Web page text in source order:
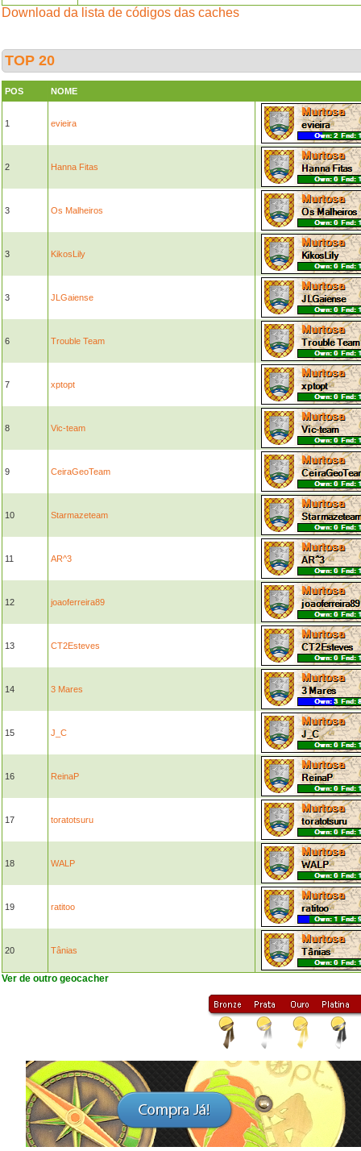
Download da lista de códigos das caches
TOP 20
POS NOME
1 evieira
2 Hanna Fitas
3 Os Malheiros
3 KikosLily
3 JLGaiense
6 Trouble Team
7 xptopt
8 Vic-team
9 CeiraGeoTeam
10 Starmazeteam
11 AR^3
12 joaoferreira89
13 CT2Esteves
14 3 Mares
15 J_C
16 ReinaP
17 toratotsuru
18 WALP
19 ratitoo
20 Tânias
Ver de outro geocacher